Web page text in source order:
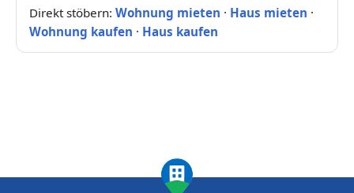
Direkt stöbern: Wohnung mieten · Haus mieten ·
Wohnung kaufen · Haus kaufen